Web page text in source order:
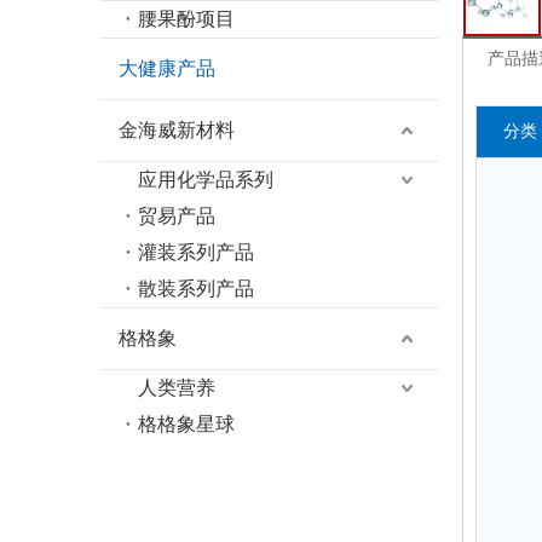
腰果酚项目
大健康产品
金海威新材料
应用化学品系列
贸易产品
灌装系列产品
散装系列产品
格格象
人类营养
格格象星球
产品描
分类